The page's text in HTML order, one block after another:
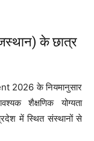
के छात्र
2026 के नियमानुसार
शैक्षणिक योग्यता
में स्थित संस्थानों से